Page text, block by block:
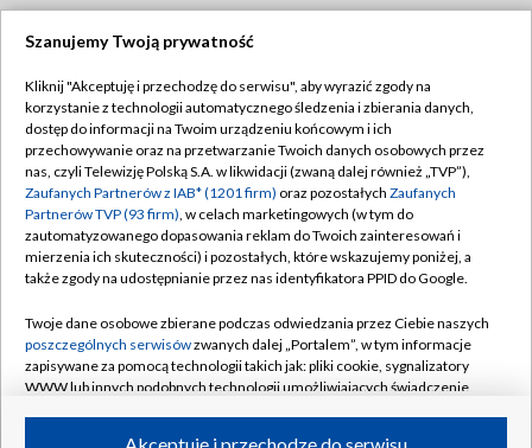
TVP
Abonament TVP
Emisja w TVP
Centrum informacji TVP
Naziemna Telewizja Cyfrowa
Rada Programowa
System NOS
Informacje o nadawcy
Regulamin TVP
Polityka prywatności
Moje zgody
Pomoc
Kontakt
Kanały
Szanujemy Twoją prywatność
Kliknij "Akceptuję i przechodzę do serwisu", aby wyrazić zgody na
korzystanie z technologii automatycznego śledzenia i zbierania danych,
dostęp do informacji na Twoim urządzeniu końcowym i ich
przechowywanie oraz na przetwarzanie Twoich danych osobowych przez
nas, czyli Telewizję Polską S.A. w likwidacji (zwaną dalej również „TVP”),
Zaufanych Partnerów z IAB* (1201 firm) oraz pozostałych Zaufanych
Partnerów TVP (93 firm), w celach marketingowych (w tym do
zautomatyzowanego dopasowania reklam do Twoich zainteresowań i
mierzenia ich skuteczności) i pozostałych, które wskazujemy poniżej, a
także zgody na udostępnianie przez nas identyfikatora PPID do Google.
Twoje dane osobowe zbierane podczas odwiedzania przez Ciebie naszych
poszczególnych serwisówzwanych dalej „Portalem”, w tym informacje
zapisywane za pomocą technologii takich jak: pliki cookie, sygnalizatory
WWW lub innych podobnych technologii umożliwiających świadczenie